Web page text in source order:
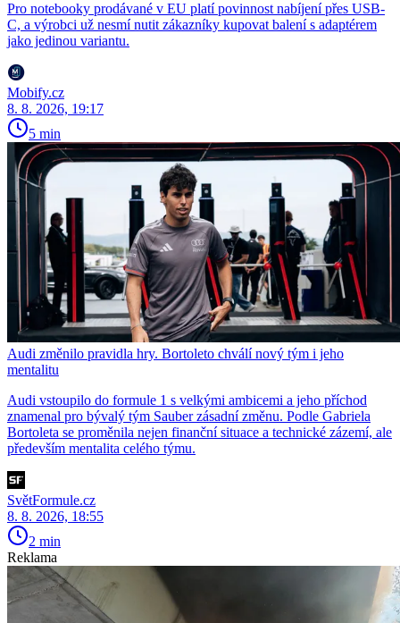
Pro notebooky prodávané v EU platí povinnost nabíjení přes USB-
C, a výrobci už nesmí nutit zákazníky kupovat balení s adaptérem
jako jedinou variantu.
Mobify.cz
8. 8. 2026, 19:17
5 min
Audi změnilo pravidla hry. Bortoleto chválí nový tým i jeho
mentalitu
Audi vstoupilo do formule 1 s velkými ambicemi a jeho příchod
znamenal pro bývalý tým Sauber zásadní změnu. Podle Gabriela
Bortoleta se proměnila nejen finanční situace a technické zázemí, ale
především mentalita celého týmu.
SvětFormule.cz
8. 8. 2026, 18:55
2 min
Reklama